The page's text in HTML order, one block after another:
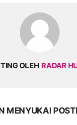
OLEH RADAR
MENYUKAI